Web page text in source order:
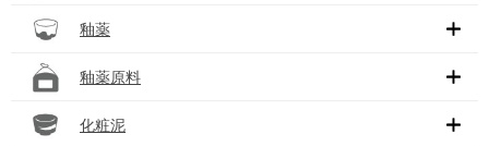
釉薬
釉薬原料
化粧泥